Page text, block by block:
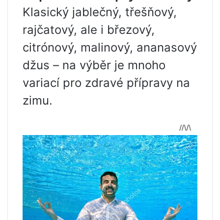
Klasický jablečný, třešňový,
rajčatový, ale i březový,
citrónový, malinový, ananasový
džus – na výběr je mnoho
variací pro zdravé přípravy na
zimu.